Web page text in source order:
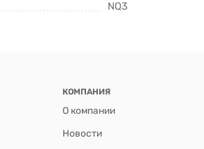
NQ3
КОМПАНИЯ
О компании
Новости